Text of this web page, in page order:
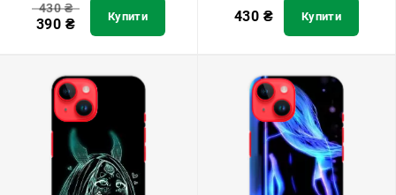
430₴
390 ₴ Купити 430 ₴ Купити